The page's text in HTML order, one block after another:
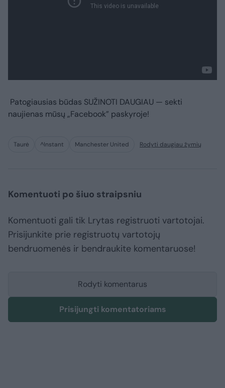
Patogiausias būdas SUŽINOTI DAUGIAU — sekti
naujienas mūsų „Facebook” paskyroje!
Taurė ^Instant Manchester United Rodyti daugiau žymių
Komentuoti po šiuo straipsniu
Komentuoti gali tik Lrytas registruoti vartotojai.
Prisijunkite prie registruotų vartotojų
bendruomenės ir bendraukite komentaruose!
Rodyti komentarus
Prisijungti komentatoriams